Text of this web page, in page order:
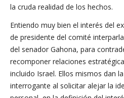
la cruda realidad de los hechos.
Entiendo muy bien el interés del
de presidente del comité
del senador Gahona, para
recomponer relaciones
incluido Israel. Ellos mismos dan
interrogante al solicitar alejar la